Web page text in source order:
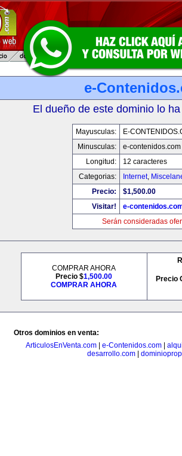
e-
El dueño de este dominio lo
Mayusculas:
E-
Minusculas:
e-contenidos.com
Longitud:
12 caracteres
Categorias:
Internet,
Precio:
$1,500.00
Visitar!
e-
Serán consideradas
COMPRAR AHORA
Precio $1,500.00
COMPRAR AHORA
Precio
Otros dominios en venta:
ArticulosEnVenta.com| e-Contenidos.com|
desarrollo.com|